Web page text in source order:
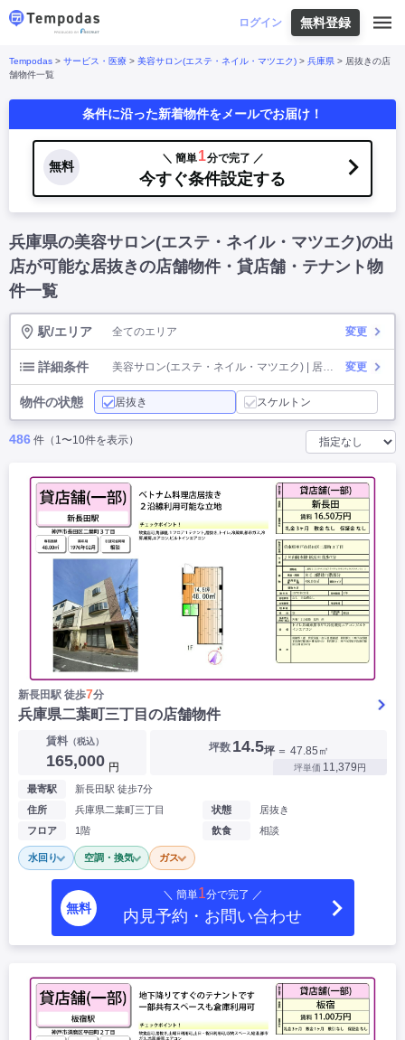
ログイン 無料登録
Tempodasとは
便利な機能
よくあるご質問
都道府県から探す
北海道・東北 北海道 | 青森県 | 岩手県 | 宮城県 | 秋田県 |
山形県 | 福島県
東京都 | 神奈川県 | 埼玉県 栃木県
中部
山梨県 | 長野県 | 石川県 | 新潟県 | 富山県 |
近畿
大阪府 兵庫県 京都府 滋賀県 | 奈良県
|
和歌山県
三重県
|
飲食店・飲食業
バー | カフェ・喫茶店・軽飲食 | 居酒屋・ダイニングバー・バル |
ラーメン・中華料理
洋食・レストラン | テイクアウト・デリバリー | そば・うどん
和食・寿司・小料理屋 | カレー・インド料理 | 焼き鳥 |
タピオカ
| パスタ・イタリア料理
ファーストフード・屋台 | フレンチ・フランス料理 |
アジア料理・エスニック
カラオケ・パブ・スナック |
サービス・医療
美容室・理容室
| 美容サロン(エステ・ネイル・マツエク) |
マッサージ店・整体院
| フィットネスジム |
病院・クリニック・歯科
スクール・塾 | 不動産 |
小売・物販
その他
指定なし
お役立ちコンテンツ
Tempodas > サービス・医療 > 美容サロン(エステ・ネイル・マツエク) > 兵庫県 > 居抜きの店
舗物件一覧
条件に沿った新着物件をメールでお届け！
無料
＼ 簡単1分で完了 ／
今すぐ条件設定する
兵庫県の美容サロン(エステ・ネイル・マツエク)の出
店が可能な居抜きの店舗物件・貸店舗・テナント物
件一覧
駅/エリア 全てのエリア 変更
詳細条件 美容サロン(エステ・ネイル・マツエク) | 居抜き 変更
物件の状態 居抜き スケルトン
486 件（1〜10件を表示）
新長田駅 徒歩7分
兵庫県二葉町三丁目の店舗物件
賃料（税込）
165,000 円
坪数 14.5坪 ＝ 47.85㎡
坪単価 11,379円
最寄駅
新長田駅 徒歩7分
住所
兵庫県二葉町三丁目
フロア
1階
状態
居抜き
飲食
相談
水回り 空調・換気 ガス
無料
＼ 簡単1分で完了 ／
内見予約・お問い合わせ